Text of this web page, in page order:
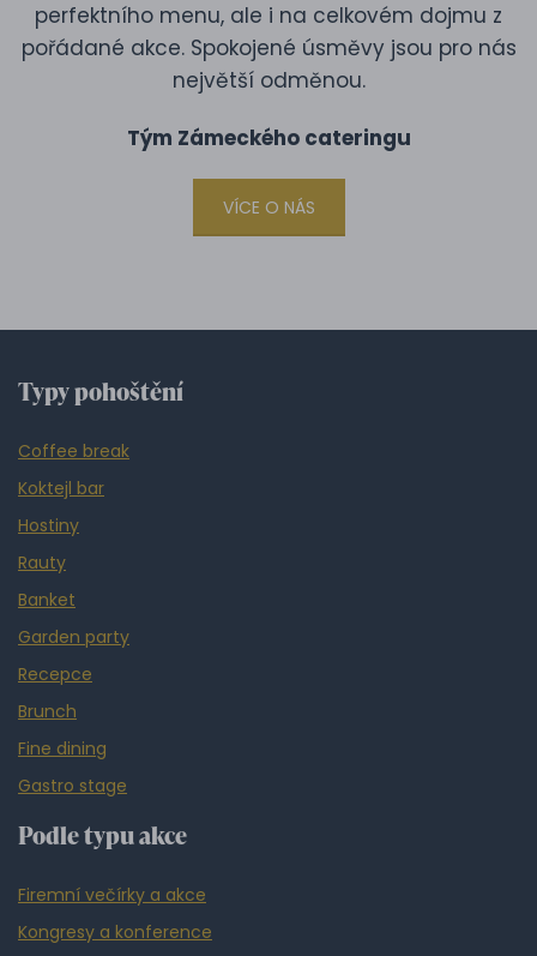
perfektního menu, ale i na celkovém dojmu z
pořádané akce. Spokojené úsměvy jsou pro nás
největší odměnou.
Tým Zámeckého cateringu
VÍCE O NÁS
Typy pohoštění
Coffee break
Koktejl bar
Hostiny
Rauty
Banket
Garden party
Recepce
Brunch
Fine dining
Gastro stage
Podle typu akce
Firemní večírky a akce
Kongresy a konference